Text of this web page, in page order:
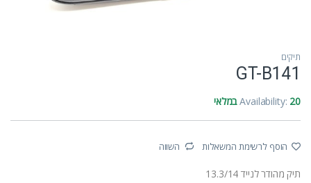
תיקים
GT-B141
Availability: 20 במלאי
הוסף לרשימת המשאלות השווה
תיק מהודר לנייד 13.3/14